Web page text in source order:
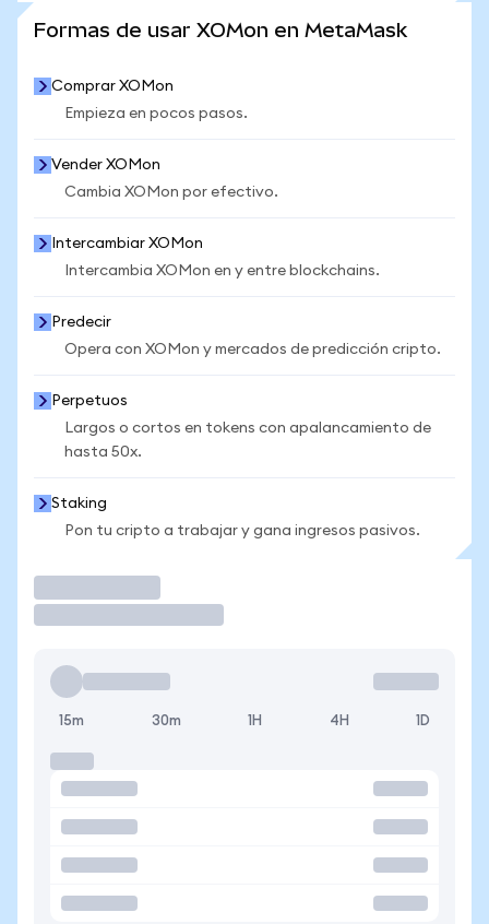
Formas de usar XOMon en MetaMask
Comprar XOMon
Empieza en pocos pasos.
Vender XOMon
Cambia XOMon por efectivo.
Intercambiar XOMon
Intercambia XOMon en y entre blockchains.
Predecir
Opera con XOMon y mercados de predicción cripto.
Perpetuos
Largos o cortos en tokens con apalancamiento de
hasta 50x.
Staking
Pon tu cripto a trabajar y gana ingresos pasivos.
15m 30m 1H 4H 1D